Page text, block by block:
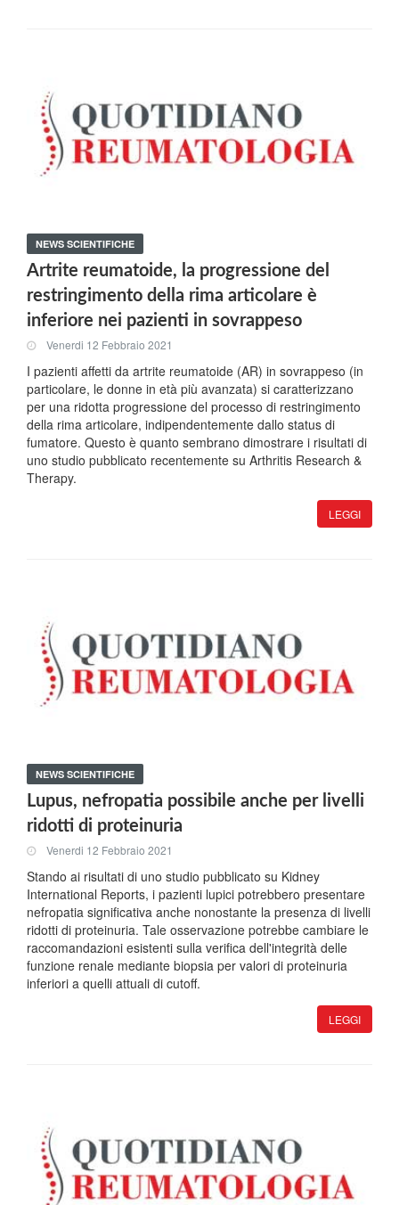
NEWS SCIENTIFICHE
Artrite reumatoide, la progressione del
restringimento della rima articolare è
inferiore nei pazienti in sovrappeso
Venerdi 12 Febbraio 2021
I pazienti affetti da artrite reumatoide (AR) in sovrappeso (in
particolare, le donne in età più avanzata) si caratterizzano
per una ridotta progressione del processo di restringimento
della rima articolare, indipendentemente dallo status di
fumatore. Questo è quanto sembrano dimostrare i risultati di
uno studio pubblicato recentemente su Arthritis Research &
Therapy.
LEGGI
NEWS SCIENTIFICHE
Lupus, nefropatia possibile anche per livelli
ridotti di proteinuria
Venerdi 12 Febbraio 2021
Stando ai risultati di uno studio pubblicato su Kidney
International Reports, i pazienti lupici potrebbero presentare
nefropatia significativa anche nonostante la presenza di livelli
ridotti di proteinuria. Tale osservazione potrebbe cambiare le
raccomandazioni esistenti sulla verifica dell'integrità delle
funzione renale mediante biopsia per valori di proteinuria
inferiori a quelli attuali di cutoff.
LEGGI